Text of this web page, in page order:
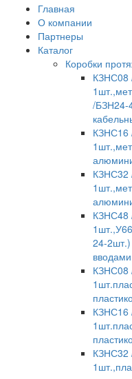
Главная
О компании
Партнеры
Каталог
Коробки
КЗНС08
/БЗН24-
КЗНС16
КЗНС32
КЗНС48
24-
вводами
КЗНС08
КЗНС16
КЗНС32